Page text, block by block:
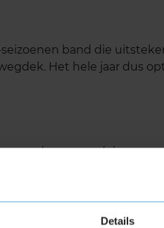
Details
seizoenen band die
Het hele jaar dus
op droog wegdek